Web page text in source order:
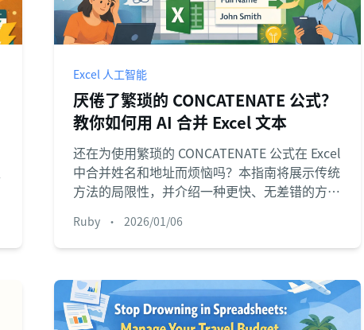
Excel 人工智能
厌倦了繁琐的 CONCATENATE 公式？
教你如何用 AI 合并 Excel 文本
还在为使用繁琐的 CONCATENATE 公式在 Excel
中合并姓名和地址而烦恼吗？本指南将展示传统
方法的局限性，并介绍一种更快、无差错的方法
格的文本。
Ruby • 2026/01/06